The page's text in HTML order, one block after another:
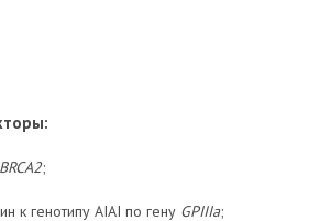
BRCA2;
к генотипу AIAI по гену GPIIIa;